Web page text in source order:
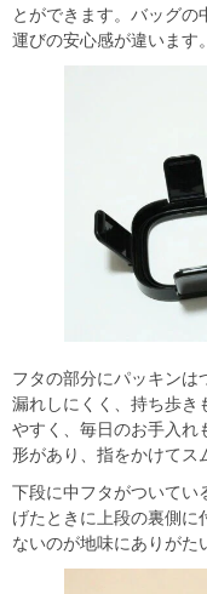
とができます。バッグの
運びの安心感が違います。
フタの部分にパッキンは
漏れしにくく、持ち歩き
やすく、毎日のお手入れ
形があり、指をかけてス
下段に中フタがついてい
げたときに上段の裏側に
ないのが地味にありがた